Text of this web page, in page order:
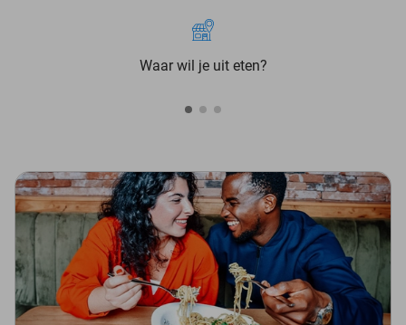
Waar wil je uit eten?